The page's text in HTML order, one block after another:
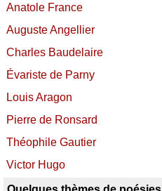
Anatole France
Auguste Angellier
Charles Baudelaire
Évariste de Parny
Louis Aragon
Pierre de Ronsard
Théophile Gautier
Victor Hugo